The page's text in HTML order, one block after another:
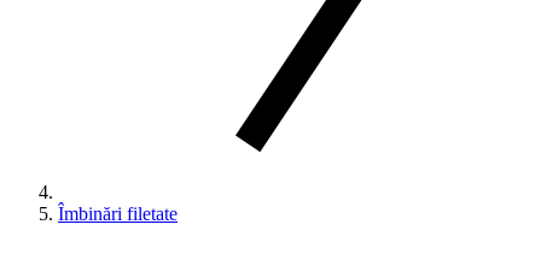
Îmbinări filetate